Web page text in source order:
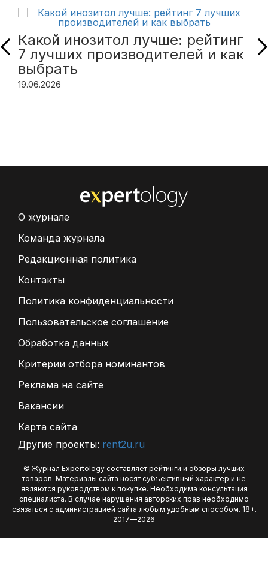
Какой инозитол лучше: рейтинг
7 лучших производителей и как
выбрать
19.06.2026
О журнале
Команда журнала
Редакционная политика
Контакты
Политика конфиденциальности
Пользовательское соглашение
Обработка данных
Критерии отбора номинантов
Реклама на сайте
Вакансии
Карта сайта
Другие проекты: rent2u.ru
© Журнал Expertology составляет рейтинги и обзоры лучших
товаров. Материалы сайта носят субъективный характер и не
являются руководством к покупке. Необходима консультация
специалиста. В случае нарушения авторских прав необходимо
связаться с администрацией сайта любым удобным способом. 18+.
2017—2026